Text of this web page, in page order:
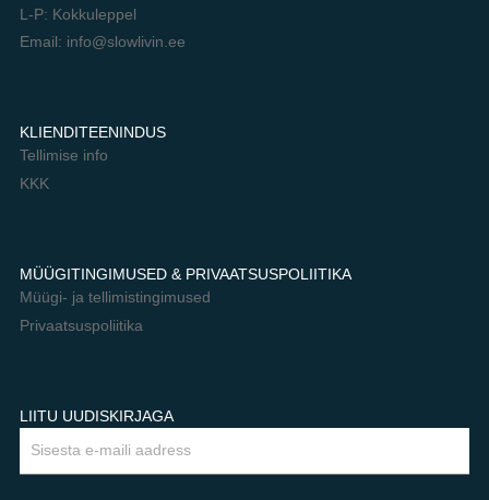
L-P: Kokkuleppel
Email: info@slowlivin.ee
KLIENDITEENINDUS
Tellimise info
KKK
MÜÜGITINGIMUSED & PRIVAATSUSPOLIITIKA
Müügi- ja tellimistingimused
Privaatsuspoliitika
LIITU UUDISKIRJAGA
Email